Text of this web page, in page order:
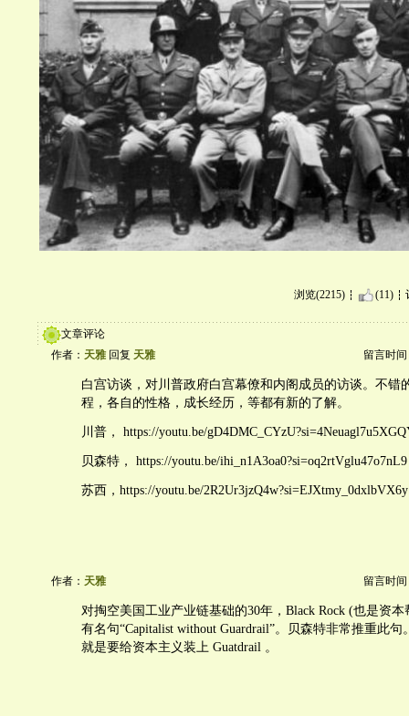
浏览(2215) (11)
文章评论
作者： 天雅 回复 天雅 留言时间
白宫访谈，对川普政府白宫幕僚和内阁成员的访谈。不错
程，各自的性格，成长经历，等都有新的了解。
川普， https://youtu.be/
贝森特， https://youtu.be/ihi_n1A3oa0?si=oq2rtVglu47o7nL9
苏西，https://youtu.be/2R2Ur3jzQ4w?si=EJXtmy_0dxlbVX6y
作者： 天雅 留言时间
对掏空美国工业产业链基础的30年，Black Rock (也是资本
有名句“Capitalist without Guardrail”。贝森特非常推重此
就是要给资本主义装上 Guatdrail 。